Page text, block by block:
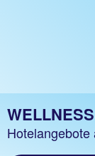
Hotelangebote